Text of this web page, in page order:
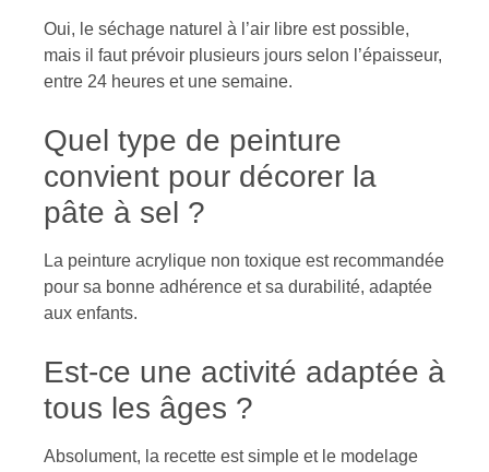
Oui, le séchage naturel à l’air libre est possible,
mais il faut prévoir plusieurs jours selon l’épaisseur,
entre 24 heures et une semaine.
Quel type de peinture
convient pour décorer la
pâte à sel ?
La peinture acrylique non toxique est recommandée
pour sa bonne adhérence et sa durabilité, adaptée
aux enfants.
Est-ce une activité adaptée à
tous les âges ?
Absolument, la recette est simple et le modelage